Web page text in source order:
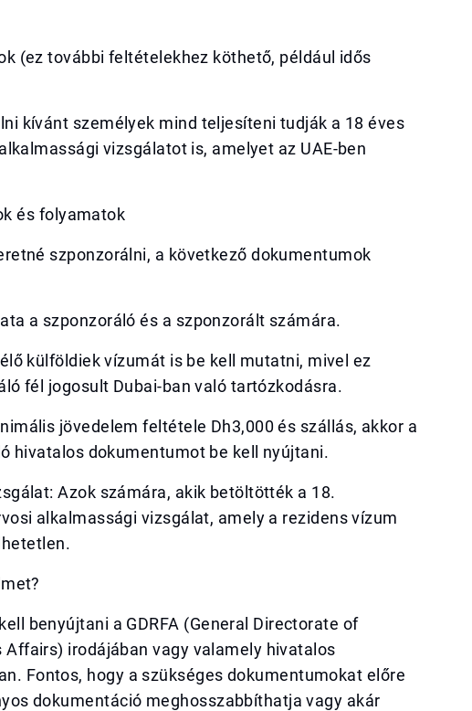
(ez további feltételekhez köthető, például idős
kívánt személyek mind teljesíteni tudják a 18 éves
vizsgálatot is, amelyet az UAE-ben
és folyamatok
szponzorálni, a következő dokumentumok
a szponzoráló és a szponzorált számára.
külföldiek vízumát is be kell mutatni, mivel ez
fél jogosult Dubai-ban való tartózkodásra.
jövedelem feltétele Dh3,000 és szállás, akkor a
hivatalos dokumentumot be kell nyújtani.
Azok számára, akik betöltötték a 18.
alkalmassági vizsgálat, amely a rezidens vízum
benyújtani a GDRFA (General Directorate of
Affairs) irodájában vagy valamely hivatalos
Fontos, hogy a szükséges dokumentumokat előre
dokumentáció meghosszabbíthatja vagy akár